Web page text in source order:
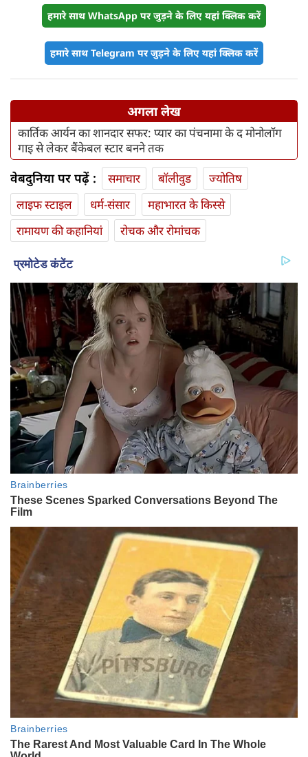
हमारे साथ WhatsApp पर जुड़ने के लिए यहां क्लिक करें
हमारे साथ Telegram पर जुड़ने के लिए यहां क्लिक करें
अगला लेख
कार्तिक आर्यन का शानदार सफर: प्यार का पंचनामा के द मोनोलॉग
गाइ से लेकर बैंकेबल स्टार बनने तक
वेबदुनिया पर पढ़ें : समाचार बॉलीवुड
ज्योतिष
लाइफ स्‍टाइल
धर्म-संसार
महाभारत के किस्से
रामायण की कहानियां
रोचक और रोमांचक